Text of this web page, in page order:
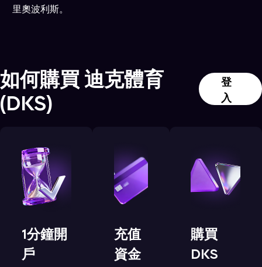
里奧波利斯。
如何購買迪克體育
(DKS)
登
入
1分鐘開
戶
充值
資金
購買
DKS